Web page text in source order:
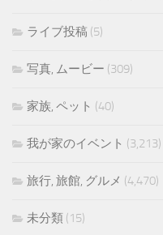
ライブ投稿 (5)
写真, ムービー (309)
家族, ペット (40)
我が家のイベント (3,213)
旅行, 旅館, グルメ (4,470)
未分類 (15)